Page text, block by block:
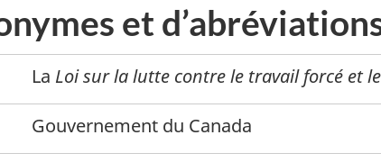
et
La Loi sur la lutte contre le travail forcé et
Gouvernement du Canada